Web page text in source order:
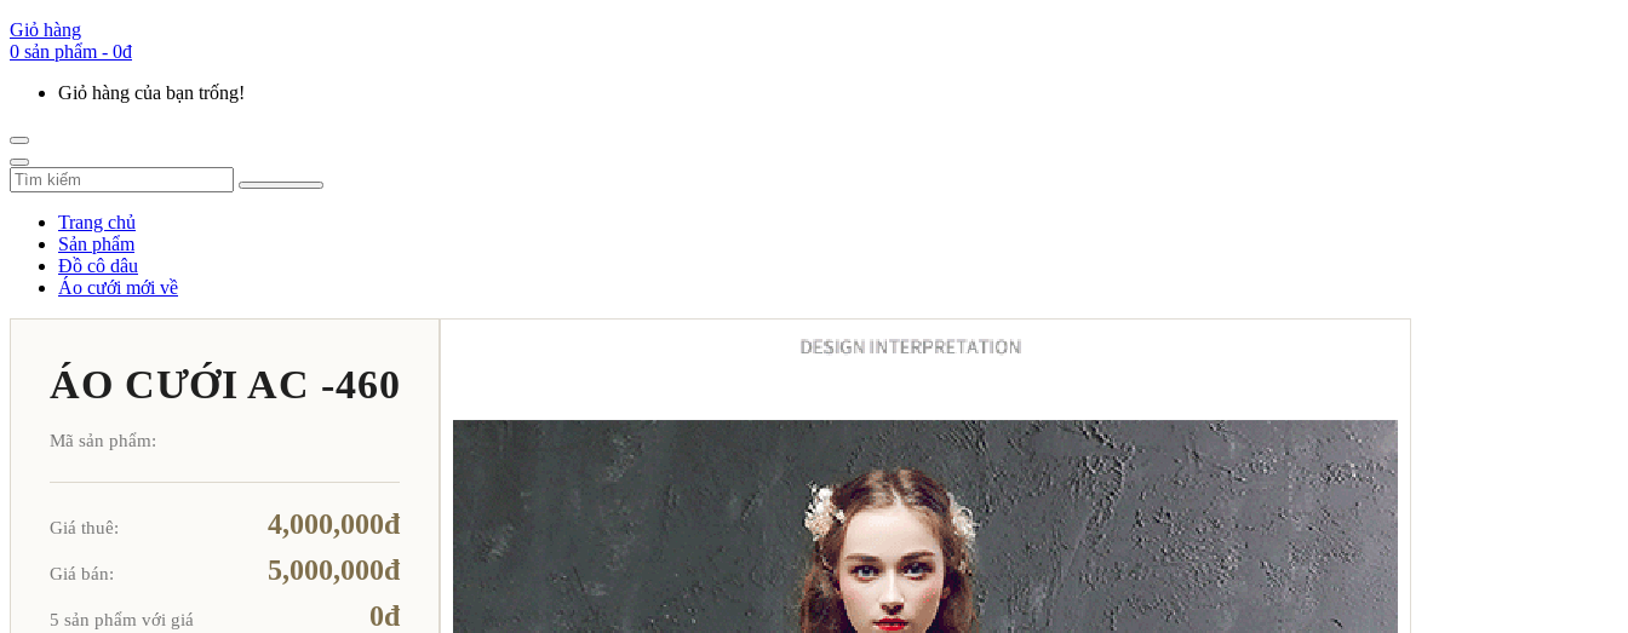
Giỏ hàng
0 sản phẩm - 0đ
Giỏ hàng của bạn trống!
Trang chủ
Sản phẩm
Đồ cô dâu
Áo cưới mới về
ÁO CƯỚI AC -460
Mã sản phẩm:
Giá thuê: 4,000,000đ
Giá bán: 5,000,000đ
5 sản phẩm với giá 0đ